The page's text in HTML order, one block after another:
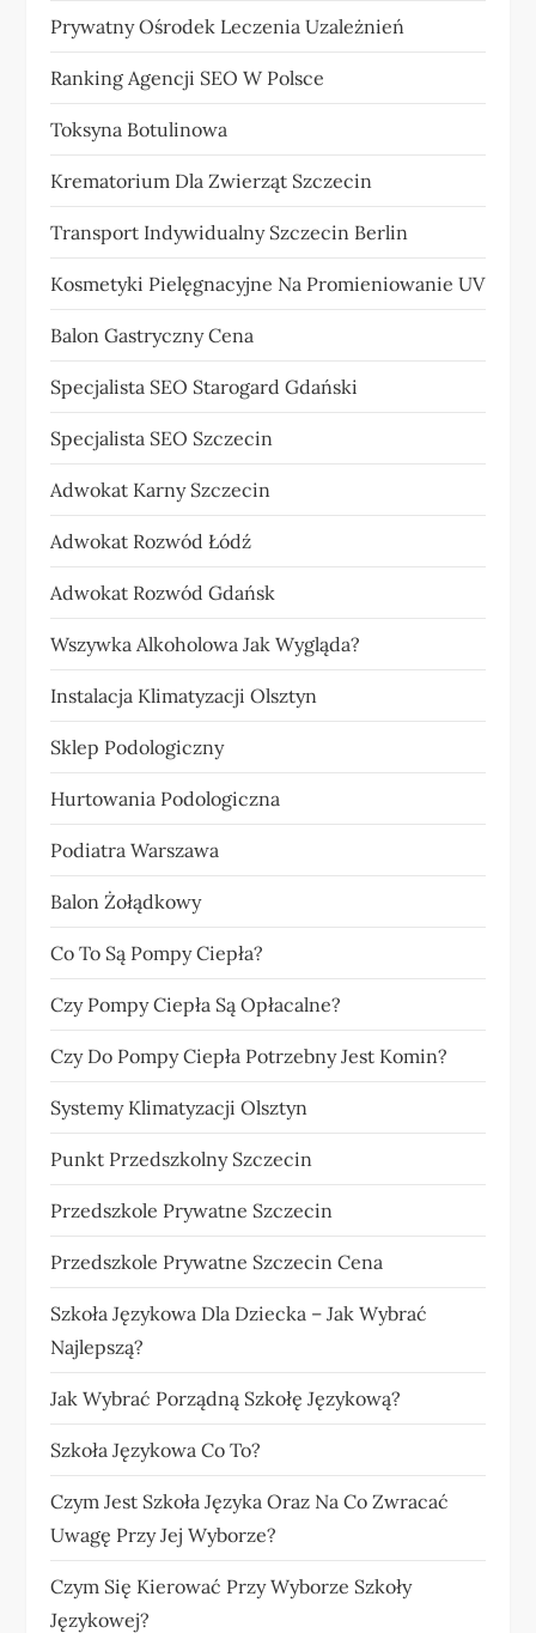
Prywatny Ośrodek Leczenia Uzależnień
Ranking Agencji SEO W Polsce
Toksyna Botulinowa
Krematorium Dla Zwierząt Szczecin
Transport Indywidualny Szczecin Berlin
Kosmetyki Pielęgnacyjne Na Promieniowanie UV
Balon Gastryczny Cena
Specjalista SEO Starogard Gdański
Specjalista SEO Szczecin
Adwokat Karny Szczecin
Adwokat Rozwód Łódź
Adwokat Rozwód Gdańsk
Wszywka Alkoholowa Jak Wygląda?
Instalacja Klimatyzacji Olsztyn
Sklep Podologiczny
Hurtowania Podologiczna
Podiatra Warszawa
Balon Żołądkowy
Co To Są Pompy Ciepła?
Czy Pompy Ciepła Są Opłacalne?
Czy Do Pompy Ciepła Potrzebny Jest Komin?
Systemy Klimatyzacji Olsztyn
Punkt Przedszkolny Szczecin
Przedszkole Prywatne Szczecin
Przedszkole Prywatne Szczecin Cena
Szkoła Językowa Dla Dziecka – Jak Wybrać
Najlepszą?
Jak Wybrać Porządną Szkołę Językową?
Szkoła Językowa Co To?
Czym Jest Szkoła Języka Oraz Na Co Zwracać
Uwagę Przy Jej Wyborze?
Czym Się Kierować Przy Wyborze Szkoły
Językowej?